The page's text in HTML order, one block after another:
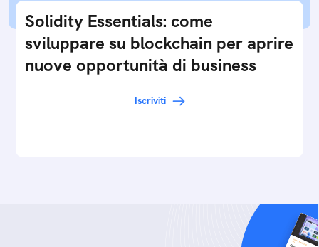
Solidity Essentials: come
sviluppare su blockchain per aprire
nuove opportunità di business
Iscriviti